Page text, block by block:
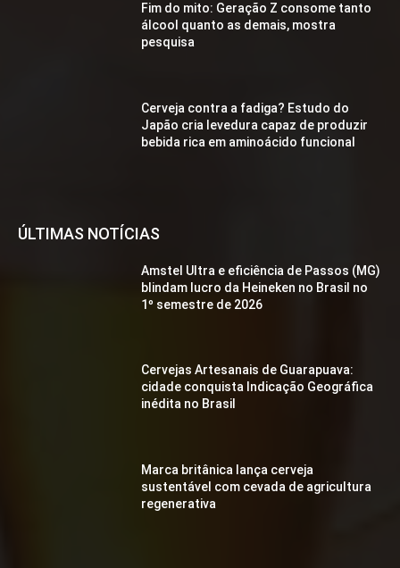
Fim do mito: Geração Z consome tanto
álcool quanto as demais, mostra
pesquisa
Cerveja contra a fadiga? Estudo do
Japão cria levedura capaz de produzir
bebida rica em aminoácido funcional
ÚLTIMAS NOTÍCIAS
Amstel Ultra e eficiência de Passos (MG)
blindam lucro da Heineken no Brasil no
1º semestre de 2026
Cervejas Artesanais de Guarapuava:
cidade conquista Indicação Geográfica
inédita no Brasil
Marca britânica lança cerveja
sustentável com cevada de agricultura
regenerativa